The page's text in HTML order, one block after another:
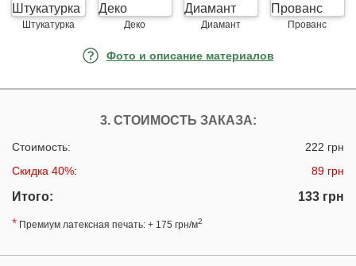
Штукатурка Деко Диамант Прованс
Фото и описание материалов
3. СТОИМОСТЬ ЗАКАЗА:
Стоимость:
222 грн
Скидка 40%:
89 грн
Итого:
133 грн
* Премиум латексная печать: + 175 грн/м2